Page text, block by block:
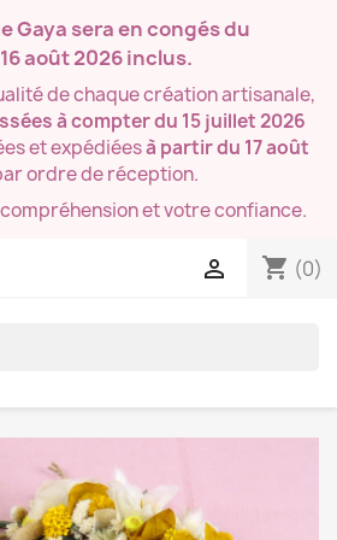
Gaya sera en congés du
août 2026inclus.
de chaque création artisanale,
à compter du 15 juillet 2026
et expédiéesà partir du 17 août
ordre de réception.
et votre confiance.
shopping_cart (0)
